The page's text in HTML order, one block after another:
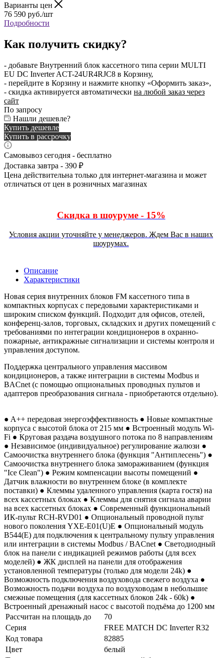
Варианты цен
76 590 руб./шт
Подробности
Как получить скидку?
- добавьте Внутренний блок кассетного типа серии MULTI
EU DC Inverter ACT-24UR4RJC8 в Корзину,
- перейдите в Корзину и нажмите кнопку «Оформить заказ»,
- скидка активируется автоматически на любой заказ через
сайт
По запросу
Нашли дешевле?
Купить дешевле
Купить в рассрочку
Самовывоз сегодня - бесплатно
Доставка завтра - 390 ₽
Цена действительна только для интернет-магазина и может
отличаться от цен в розничных магазинах
Скидка в шоуруме - 15%
Условия акции уточняйте у менеджеров. Ждем Вас в наших
шоурумах.
Описание
Характеристики
Новая серия внутренних блоков FM кассетного типа в
компактных корпусах с передовыми характеристиками и
широким списком функций. Подходит для офисов, отелей,
конференц-залов, торговых, складских и других помещений с
требованиями по интеграции кондиционеров в охранно-
пожарные, антикражные сигнализации и системы контроля и
управления доступом.
Поддержка центрального управления массивом
кондиционеров, а также интеграции в системы Modbus и
BACnet (с помощью опциональных проводных пультов и
адаптеров преобразования сигнала - приобретаются отдельно).
● A++ передовая энергоэффективность ● Новые компактные
корпуса с высотой блока от 215 мм ● Встроенный модуль Wi-
Fi ● Круговая раздача воздушного потока по 8 направлениям
● Независимое (индивидуальное) регулирование жалюзи ●
Самоочистка внутреннего блока (функция "Антиплесень") ●
Самоочистка внутреннего блока замораживанием (функция
"Ice Clean") ● Режим компенсации высоты помещений ●
Датчик влажности во внутреннем блоке (в комплекте
поставки) ● Клеммы удаленного управления (карта гостя) на
всех кассетных блоках ● Клеммы для снятия сигнала аварии
на всех кассетных блоках ● Современный функциональный
ИК-пульт RCH-RVD01 ● Опциональный проводной пульт
нового поколения YXE-E01(U)E ● Опциональный модуль
B544(E) для подключения к центральному пульту управления
или интеграции в системы Modbus / BACnet ● Светодиодный
блок на панели с индикацией режимов работы (для всех
моделей) ● ЖК дисплей на панели для отображения
установленной температуры (только для модели 24k) ●
Возможность подключения воздуховода свежего воздуха ●
Возможность подачи воздуха по воздуховодам в небольшие
смежные помещения (для кассетных блоков 24k - 60k) ●
Встроенный дренажный насос с высотой подъёма до 1200 мм
Рассчитан на площадь до
70
Серия
FREE MATCH DC Inverter R32
Код товара
82885
Цвет
белый